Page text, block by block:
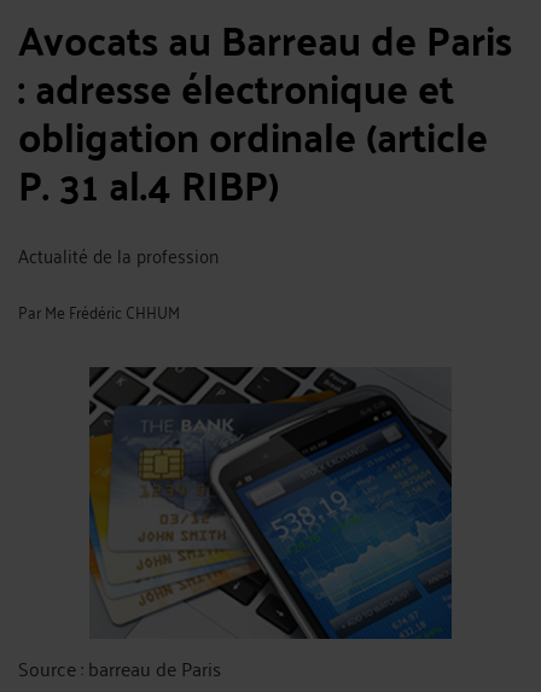
Avocats au Barreau de Paris
: adresse électronique et
obligation ordinale (article
P. 31 al.4 RIBP)
Actualité de la profession
ParMe Frédéric CHHUM
Source : barreau de Paris